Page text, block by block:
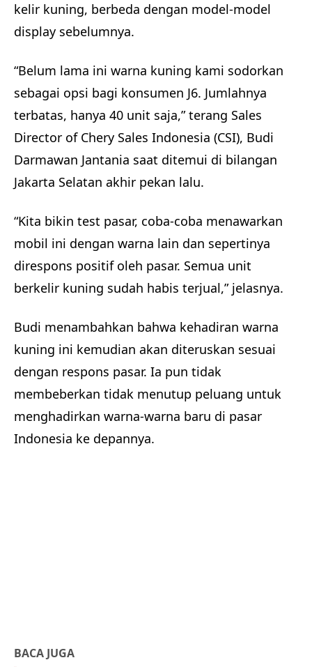
kelir kuning, berbeda dengan model-model
display sebelumnya.
“Belum lama ini warna kuning kami sodorkan
sebagai opsi bagi konsumen J6. Jumlahnya
terbatas, hanya 40 unit saja,” terang Sales
Director of Chery Sales Indonesia (CSI), Budi
Darmawan Jantania saat ditemui di bilangan
Jakarta Selatan akhir pekan lalu.
“Kita bikin test pasar, coba-coba menawarkan
mobil ini dengan warna lain dan sepertinya
direspons positif oleh pasar. Semua unit
berkelir kuning sudah habis terjual,” jelasnya.
Budi menambahkan bahwa kehadiran warna
kuning ini kemudian akan diteruskan sesuai
dengan respons pasar. Ia pun tidak
membeberkan tidak menutup peluang untuk
menghadirkan warna-warna baru di pasar
Indonesia ke depannya.
BACA JUGA